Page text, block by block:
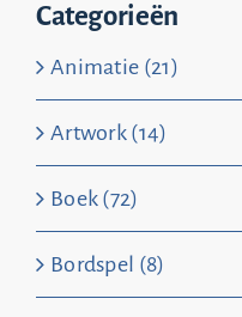
Categorieën
Animatie (21)
Artwork (14)
Boek (72)
Bordspel (8)